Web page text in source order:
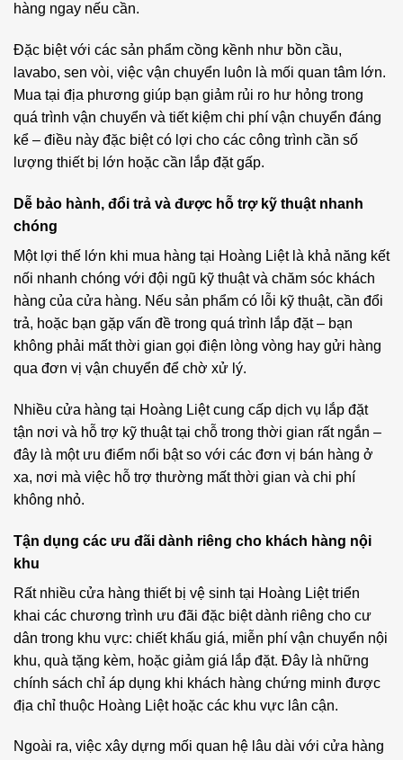
hàng ngay nếu cần.
Đặc biệt với các sản phẩm cồng kềnh như bồn cầu,
lavabo, sen vòi, việc vận chuyển luôn là mối quan tâm lớn.
Mua tại địa phương giúp bạn giảm rủi ro hư hỏng trong
quá trình vận chuyển và tiết kiệm chi phí vận chuyển đáng
kể – điều này đặc biệt có lợi cho các công trình cần số
lượng thiết bị lớn hoặc cần lắp đặt gấp.
Dễ bảo hành, đổi trả và được hỗ trợ kỹ thuật nhanh
chóng
Một lợi thế lớn khi mua hàng tại Hoàng Liệt là khả năng kết
nối nhanh chóng với đội ngũ kỹ thuật và chăm sóc khách
hàng của cửa hàng. Nếu sản phẩm có lỗi kỹ thuật, cần đổi
trả, hoặc bạn gặp vấn đề trong quá trình lắp đặt – bạn
không phải mất thời gian gọi điện lòng vòng hay gửi hàng
qua đơn vị vận chuyển để chờ xử lý.
Nhiều cửa hàng tại Hoàng Liệt cung cấp dịch vụ lắp đặt
tận nơi và hỗ trợ kỹ thuật tại chỗ trong thời gian rất ngắn –
đây là một ưu điểm nổi bật so với các đơn vị bán hàng ở
xa, nơi mà việc hỗ trợ thường mất thời gian và chi phí
không nhỏ.
Tận dụng các ưu đãi dành riêng cho khách hàng nội
khu
Rất nhiều cửa hàng thiết bị vệ sinh tại Hoàng Liệt triển
khai các chương trình ưu đãi đặc biệt dành riêng cho cư
dân trong khu vực: chiết khấu giá, miễn phí vận chuyển nội
khu, quà tặng kèm, hoặc giảm giá lắp đặt. Đây là những
chính sách chỉ áp dụng khi khách hàng chứng minh được
địa chỉ thuộc Hoàng Liệt hoặc các khu vực lân cận.
Ngoài ra, việc xây dựng mối quan hệ lâu dài với cửa hàng